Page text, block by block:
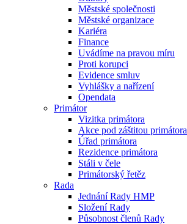
Městské společnosti
Městské organizace
Kariéra
Finance
Uvádíme na pravou míru
Proti korupci
Evidence smluv
Vyhlášky a nařízení
Opendata
Primátor
Vizitka primátora
Akce pod záštitou primátora
Úřad primátora
Rezidence primátora
Stáli v čele
Primátorský řetěz
Rada
Jednání Rady HMP
Složení Rady
Působnost členů Rady